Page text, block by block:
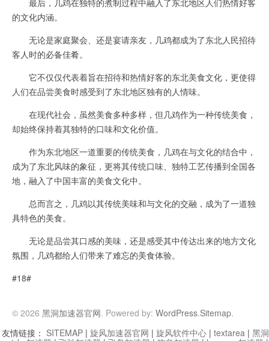
最后，几鸡在独特的煮制过程中融入了东北地区人们热情好客
的文化内涵。
无论是家庭聚会、还是宴请亲友，几鸡都成为了东北人民招待
客人时的必备佳肴。
它不仅仅代表着旨在招待和热情好客的东北美食文化，更使得
人们在品尝美食时感受到了东北地区独有的人情味。
在现代社会，虽然美食多种多样，但几鸡作为一种传统美食，
却始终保持着其独特的口味和文化价值。
作为东北地区一道重要的传统美食，几鸡在与文化的结合中，
成为了东北风味的象征，更将其传统口味、独特工艺传播到全国各
地，融入了中国丰富的美食文化中。
总而言之，几鸡以其传统美味和与文化的交融，成为了一道独
具特色的美食。
无论是品尝其口感的美味，还是感受其中传达出来的地方文化
氛围，几鸡都给人们带来了难忘的美食体验。
#18#
© 2026 黑洞加速器官网. Powered by: WordPress.Sitemap.
友情链接： SITEMAP | 旋风加速器官网 | 旋风软件中心 | textarea | 黑